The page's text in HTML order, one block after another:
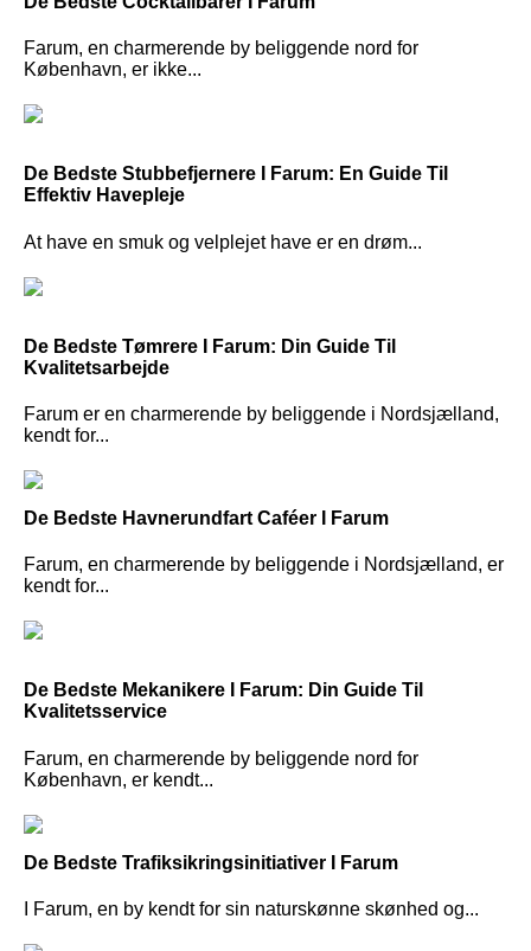
Farum, en charmerende by beliggende nord for
København, er ikke...
De Bedste Stubbefjernere I Farum: En Guide Til
Effektiv Havepleje
At have en smuk og velplejet have er en drøm...
De Bedste Tømrere I Farum: Din Guide Til
Kvalitetsarbejde
Farum er en charmerende by beliggende i Nordsjælland,
kendt for...
De Bedste Havnerundfart Caféer I Farum
Farum, en charmerende by beliggende i Nordsjælland, er
kendt for...
De Bedste Mekanikere I Farum: Din Guide Til
Kvalitetsservice
Farum, en charmerende by beliggende nord for
København, er kendt...
De Bedste Trafiksikringsinitiativer I Farum
I Farum, en by kendt for sin naturskønne skønhed og...